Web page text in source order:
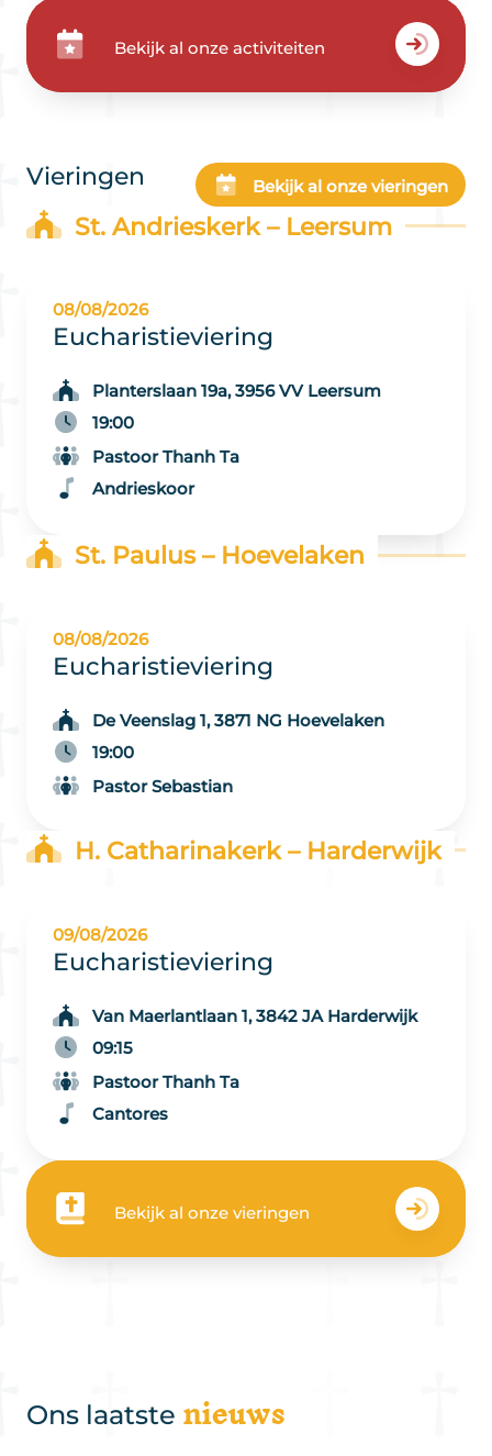
Bekijk al onze activiteiten
Vieringen Bekijk al onze vieringen
St. Andrieskerk – Leersum
08/08/2026
Eucharistieviering
Planterslaan 19a, 3956 VV Leersum
19:00
Pastoor Thanh Ta
Andrieskoor
St. Paulus – Hoevelaken
08/08/2026
Eucharistieviering
De Veenslag 1, 3871 NG Hoevelaken
19:00
Pastor Sebastian
H. Catharinakerk – Harderwijk
09/08/2026
Eucharistieviering
Van Maerlantlaan 1, 3842 JA Harderwijk
09:15
Pastoor Thanh Ta
Cantores
Bekijk al onze vieringen
Ons laatste nieuws